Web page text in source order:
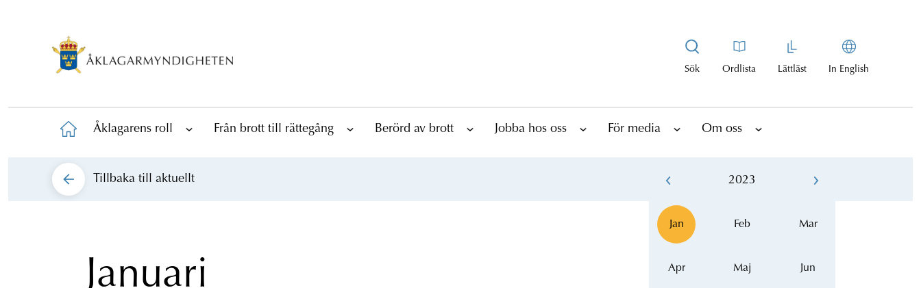
Sök Ordlista Lättläst In English
Åklagarens roll Från brott till rättegång Berörd av brott Jobba hos oss För media Om oss
Tillbaka till aktuellt 2023
Jan Feb Mar
Apr Maj Jun
Januari